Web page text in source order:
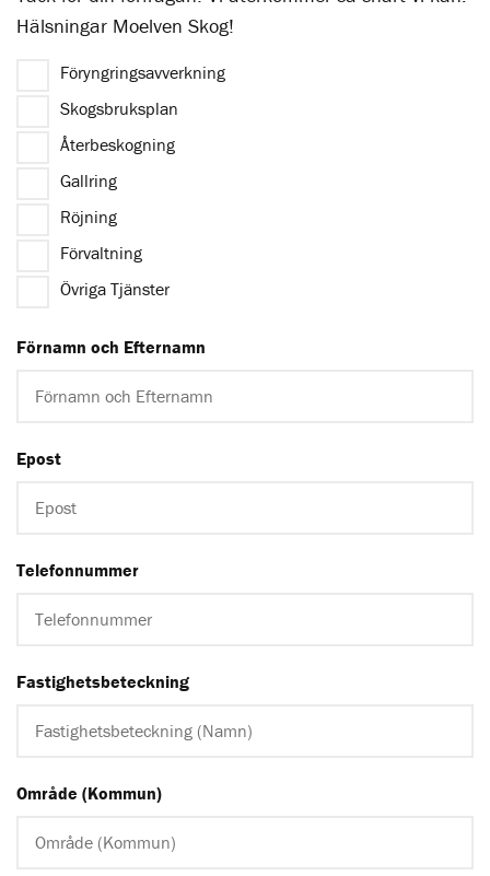
Hälsningar Moelven Skog!
Föryngringsavverkning
Skogsbruksplan
Återbeskogning
Gallring
Röjning
Förvaltning
Övriga Tjänster
Förnamn och Efternamn
Epost
Telefonnummer
Fastighetsbeteckning
Område (Kommun)